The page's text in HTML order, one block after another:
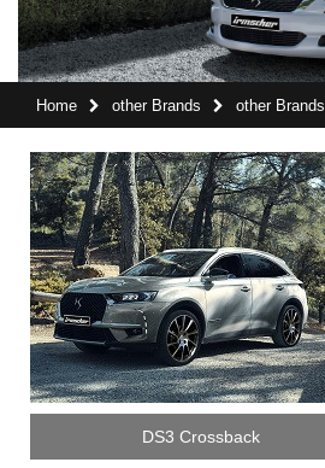
Home other Brands other Brands
DS3 Crossback